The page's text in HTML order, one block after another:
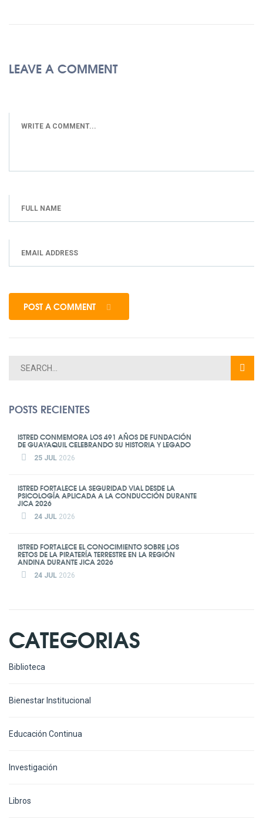
LEAVE A COMMENT
POST A COMMENT
POSTS RECIENTES
ISTRED CONMEMORA LOS 491 AÑOS DE FUNDACIÓN
DE GUAYAQUIL CELEBRANDO SU HISTORIA Y LEGADO
25 JUL 2026
ISTRED FORTALECE LA SEGURIDAD VIAL DESDE LA
PSICOLOGÍA APLICADA A LA CONDUCCIÓN DURANTE
JICA 2026
24 JUL 2026
ISTRED FORTALECE EL CONOCIMIENTO SOBRE LOS
RETOS DE LA PIRATERÍA TERRESTRE EN LA REGIÓN
ANDINA DURANTE JICA 2026
24 JUL 2026
CATEGORIAS
Biblioteca
Bienestar Institucional
Educación Continua
Investigación
Libros